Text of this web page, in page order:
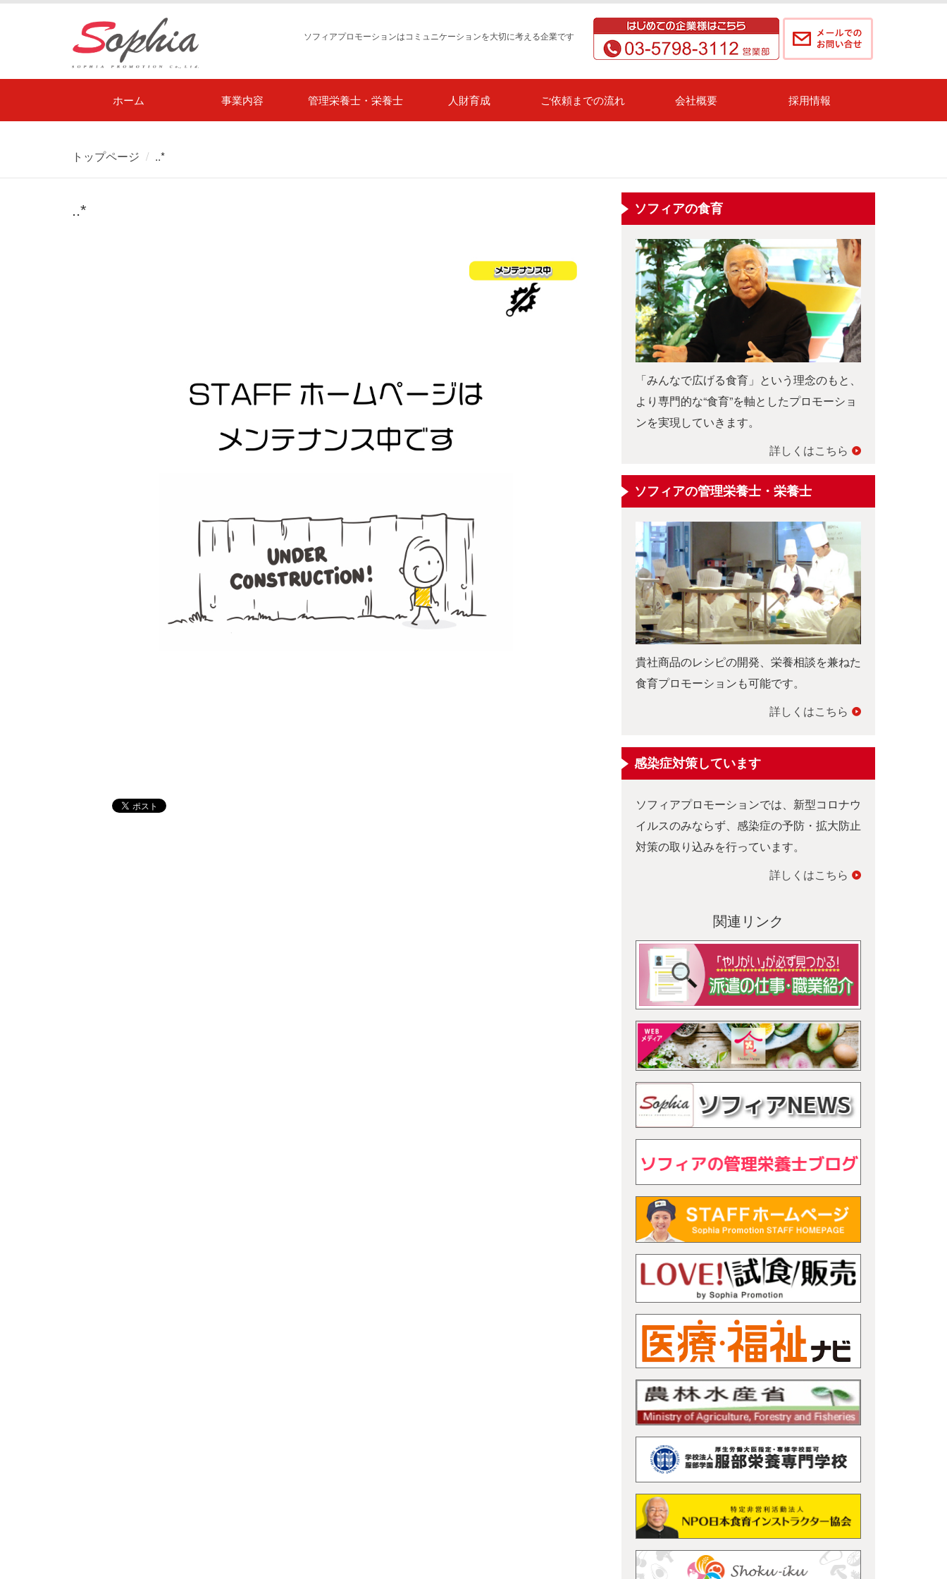
ソフィアプロモーションはコミュニケーションを大切に考える企業です
ホーム 事業内容 管理栄養士・栄養士 人財育成 ご依頼までの流れ 会社概要 採用情報
トップページ ..*
..* ソフィアの食育
「みんなで広げる食育」という理念のもと、
より専門的な“食育”を軸としたプロモーショ
ンを実現していきます。
詳しくはこちら
ソフィアの管理栄養士・栄養士
貴社商品のレシピの開発、栄養相談を兼ねた
食育プロモーションも可能です。
詳しくはこちら
感染症対策しています
ソフィアプロモーションでは、新型コロナウ
イルスのみならず、感染症の予防・拡大防止
対策の取り込みを行っています。
詳しくはこちら
関連リンク